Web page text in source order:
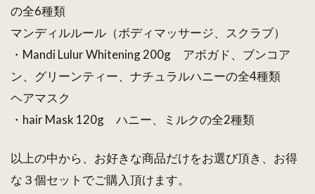
の全6種類
マンディルルール（ボディマッサージ、スクラブ）
・Mandi Lulur Whitening 200g アボガド、ブンコア
ン、グリーンティー、ナチュラルハニーの全4種類
ヘアマスク
・hair Mask 120g ハニー、ミルクの全2種類
以上の中から、お好きな商品だけをお選び頂き、お得
な３個セットでご購入頂けます。